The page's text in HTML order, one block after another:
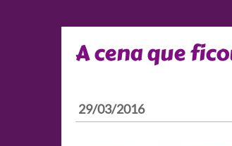
A cena que
29/03/2016